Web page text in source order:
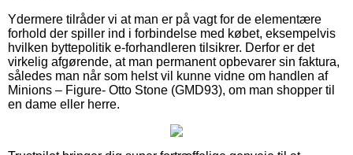
Ydermere tilråder vi at man er på vagt for de elementære
forhold der spiller ind i forbindelse med købet, eksempelvis
hvilken byttepolitik e-forhandleren tilsikrer. Derfor er det
virkelig afgørende, at man permanent opbevarer sin faktura,
således man når som helst vil kunne vidne om handlen af
Minions – Figure- Otto Stone (GMD93), om man shopper til
en dame eller herre.